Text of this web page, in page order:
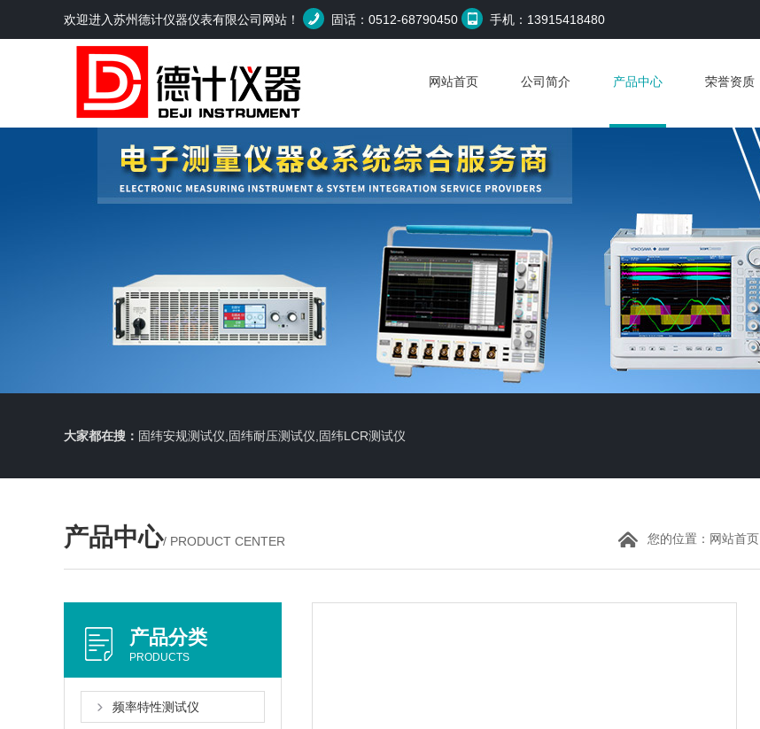
欢迎进入苏州德计仪器仪表有限公司网站！ 固话：0512-68790450 手机：13915418480
网站首页 公司简介 产品中心 荣誉资质
大家都在搜： 固纬安规测试仪,固纬耐压测试仪,固纬LCR测试仪
产品中心/ PRODUCT CENTER 您的位置： 网站首页
产品分类
PRODUCTS
频率特性测试仪